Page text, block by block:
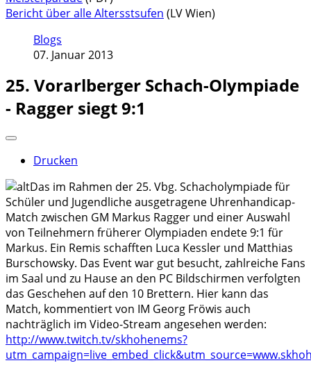
Bericht über alle Altersstsufen (LV Wien)
Blogs
07. Januar 2013
25. Vorarlberger Schach-Olympiade
- Ragger siegt 9:1
Drucken
Das im Rahmen der 25. Vbg. Schacholympiade für
Schüler und Jugendliche ausgetragene Uhrenhandicap-
Match zwischen GM Markus Ragger und einer Auswahl
von Teilnehmern früherer Olympiaden endete 9:1 für
Markus. Ein Remis schafften Luca Kessler und Matthias
Burschowsky. Das Event war gut besucht, zahlreiche Fans
im Saal und zu Hause an den PC Bildschirmen verfolgten
das Geschehen auf den 10 Brettern. Hier kann das
Match, kommentiert von IM Georg Fröwis auch
nachträglich im Video-Stream angesehen werden:
http://www.twitch.tv/skhohenems?